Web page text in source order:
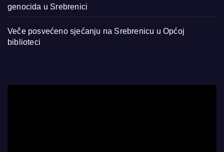
genocida u Srebrenici
Veče posvećeno sjećanju na Srebrenicu u Općoj
biblioteci